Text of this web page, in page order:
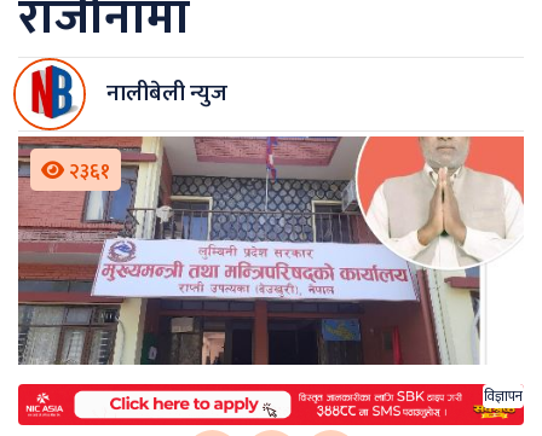
राजीनामा
नालीबेली न्युज
२३६१
विज्ञापन